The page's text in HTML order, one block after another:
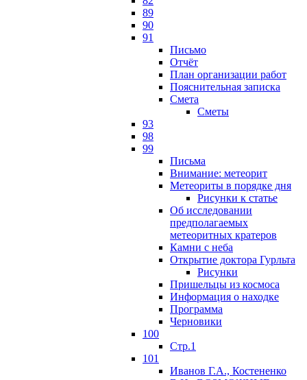
89
90
91
Письмо
Отчёт
План организации работ
Пояснительная записка
Смета
Сметы
93
98
99
Письма
Внимание: метеорит
Метеориты в порядке дня
Рисунки к статье
Об исследовании
предполагаемых
метеоритных кратеров
Камни с неба
Открытие доктора Гурльта
Рисунки
Пришельцы из космоса
Информация о находке
Программа
Черновики
100
Стр.1
101
Иванов Г.А., Костененко